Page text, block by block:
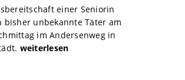
einer Seniorin
bisher unbekannte Täter am
im Andersenweg in
weiterlesen